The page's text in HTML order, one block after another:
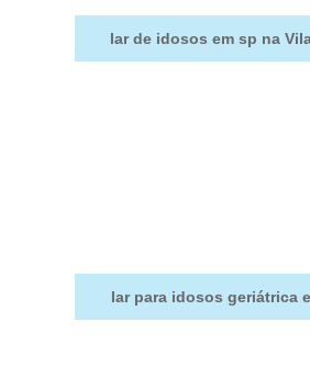
lar de idosos em sp na
lar para idosos geriátrica